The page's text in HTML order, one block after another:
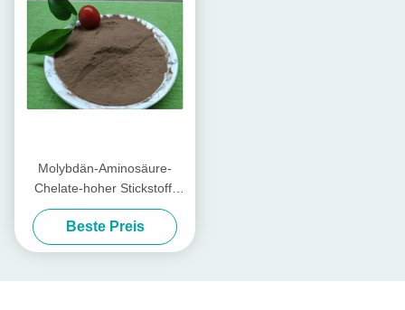
Molybdän-Aminosäure-
Chelate-hoher Stickstoff-
organisches Düngemittel für
Obstbäume
Beste Preis